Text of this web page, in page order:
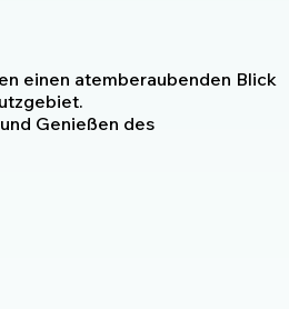
einen atemberaubenden Blick
Genießen des